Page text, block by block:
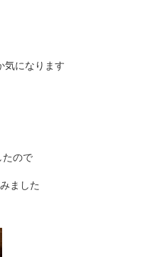
気になります
たので
ました